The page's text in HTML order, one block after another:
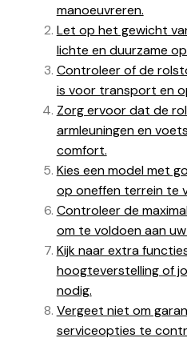
manoeuvreren.
Let op het gewicht
lichte en duurzame
Controleer of de
is voor transport en
Zorg ervoor dat de
armleuningen en
comfort.
Kies een model met
op oneffen terrein te
Controleer de
om te voldoen aan
Kijk naar extra
hoogteverstelling of
nodig.
Vergeet niet om
serviceopties te